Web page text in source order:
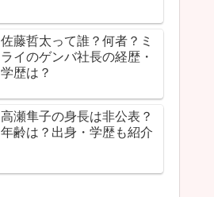
佐藤哲太って誰？何者？ミ
ライのゲンバ社長の経歴・
学歴は？
高瀬隼子の身長は非公表？
年齢は？出身・学歴も紹介